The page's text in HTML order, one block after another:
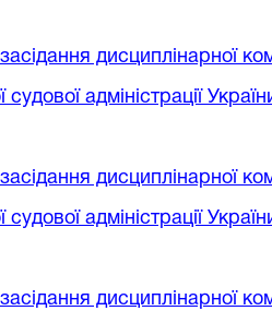
засідання дисциплінарної
адміністрації
засідання дисциплінарної
адміністрації
засідання дисциплінарної